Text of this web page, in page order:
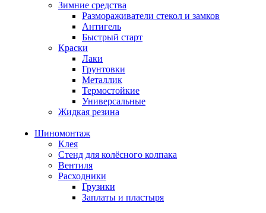
Зимние средства
Размораживатели стекол и замков
Антигель
Быстрый старт
Краски
Лаки
Грунтовки
Металлик
Термостойкие
Универсальные
Жидкая резина
Шиномонтаж
Клея
Стенд для колёсного колпака
Вентиля
Расходники
Грузики
Заплаты и пластыря